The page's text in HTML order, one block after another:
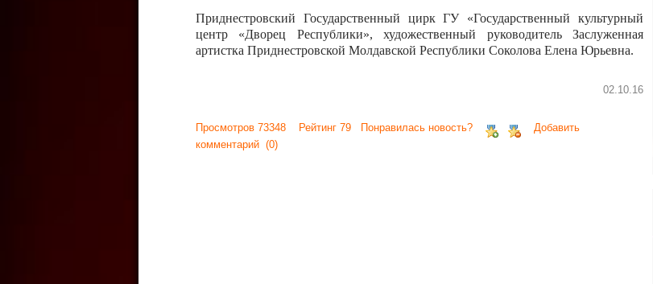
Приднестровский Государственный цирк ГУ «Государственный культурный
центр «Дворец Республики», художественный руководитель Заслуженная
артистка Приднестровской Молдавской Республики Соколова Елена Юрьевна.
02.10.16
Просмотров 73348 Рейтинг 79 Понравилась новость?
Добавить
комментарий (0)